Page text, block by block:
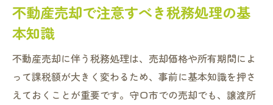
不動産売却で注意すべき税務処理の基
本知識
不動産売却に伴う税務処理は、売却価格や所有期間によ
って課税額が大きく変わるため、事前に基本知識を押さ
えておくことが重要です。守口市での売却でも、譲渡所